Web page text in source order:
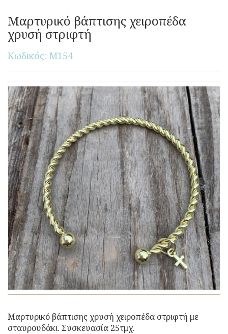
Μαρτυρικό βάπτισης χειροπέδα
χρυσή στριφτή
Κωδικός: Μ154
Μαρτυρικό βάπτισης χρυσή χειροπέδα στριφτή με
σταυρουδάκι. Συσκευασία 25τμχ.